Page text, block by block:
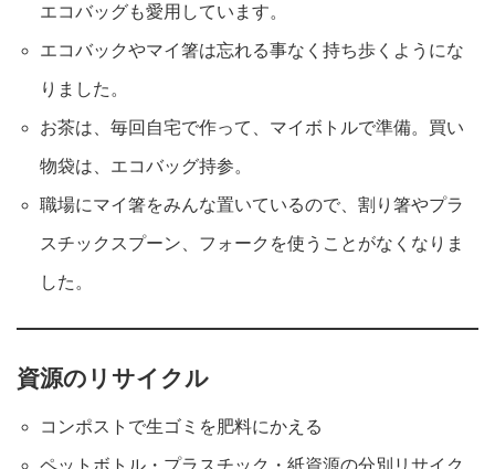
エコバッグも愛用しています。
エコバックやマイ箸は忘れる事なく持ち歩くようにな
りました。
お茶は、毎回自宅で作って、マイボトルで準備。買い
物袋は、エコバッグ持参。
職場にマイ箸をみんな置いているので、割り箸やプラ
スチックスプーン、フォークを使うことがなくなりま
した。
資源のリサイクル
コンポストで生ゴミを肥料にかえる
ペットボトル・プラスチック・紙資源の分別リサイク